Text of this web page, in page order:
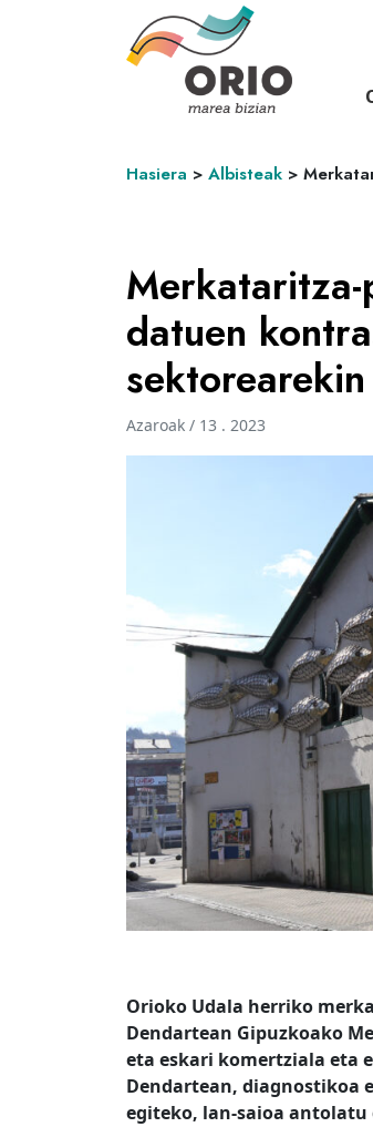
Hasiera > Albisteak >
datuen
sektorearekin
Azaroak / 13 . 2023
Orioko Udala herriko
Dendartean Gipuzkoako
eta eskari komertziala eta
Dendartean, diagnostikoa
egiteko, lan-saioa antolatu